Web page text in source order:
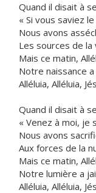
Quand il disait à
« Si vous saviez
Nous avons
Les sources de la
Mais ce matin,
Notre naissance
Alléluia, Alléluia,
Quand il disait à
« Venez à moi, je
Nous avons
Aux forces de la
Mais ce matin,
Notre lumière a
Alléluia, Alléluia,